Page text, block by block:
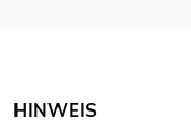
HINWEIS